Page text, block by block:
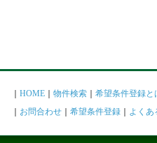
HOME 物件検索 希望条件登録と
お問合わせ 希望条件登録 よくあ